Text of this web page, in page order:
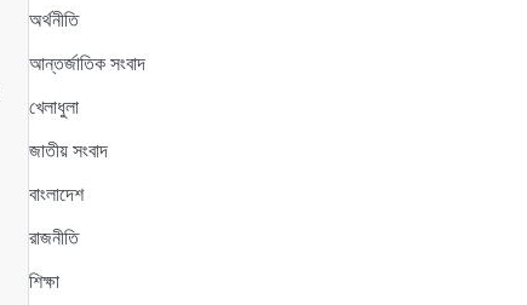
অর্থনীতি
আন্তর্জাতিক সংবাদ
খেলাধুলা
জাতীয় সংবাদ
বাংলাদেশ
রাজনীতি
শিক্ষা